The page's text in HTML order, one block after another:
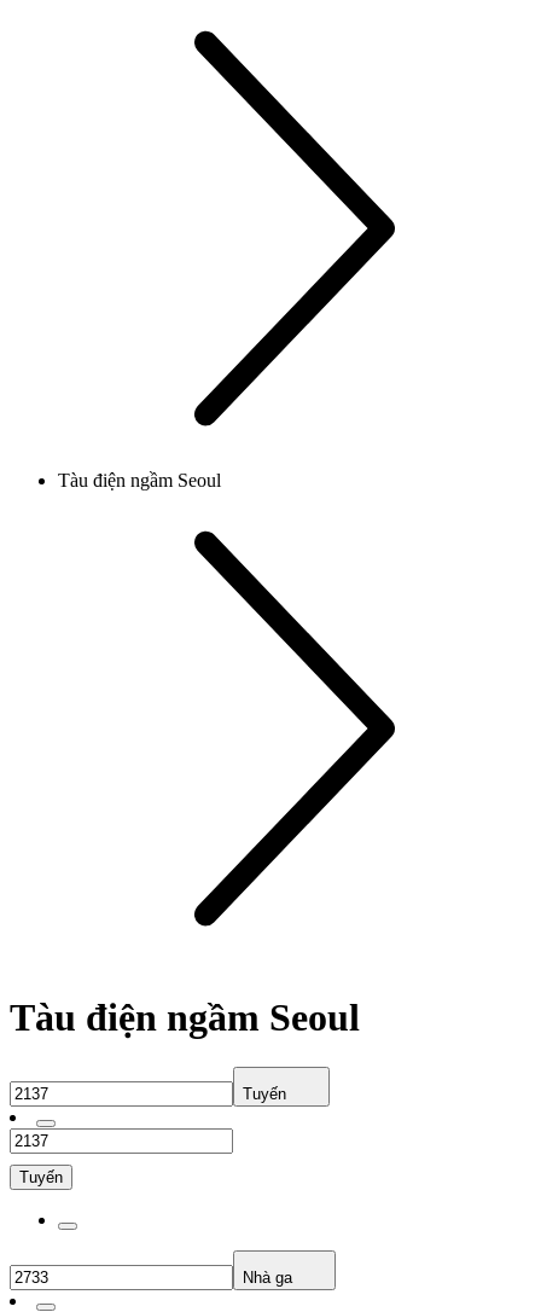
Tàu điện ngầm Seoul
Tàu điện ngầm Seoul
Tuyến
Tuyến
Nhà ga